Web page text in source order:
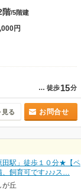
階/5階建
円
… 徒歩15分
る お問合せ
田駅」徒歩１０分★【ペ
、飼育可です♪♪♪ス…
が丘